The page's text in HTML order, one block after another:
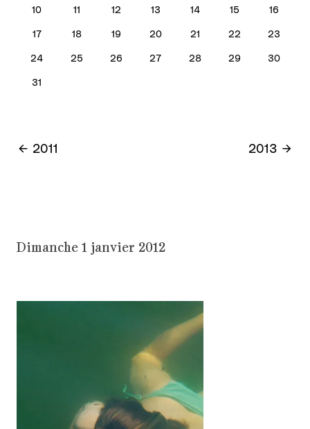
10 11 12 13 14 15 16
17 18 19 20 21 22 23
24 25 26 27 28 29 30
31
2011 2013
Dimanche 1 janvier 2012